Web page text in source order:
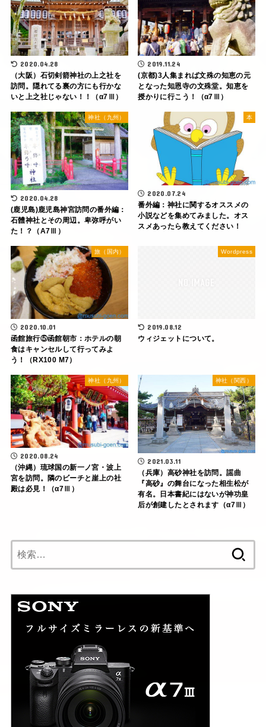
2020.04.28
（大阪）石切剣箭神社の上之社を
訪問。隠れてる裏の方にも行かな
いと上之社じゃない！！（α7Ⅲ）
2019.11.24
(京都)3人集まれば文殊の知恵の元
となった知恩寺の文殊堂。知恵を
授かりに行こう！（α7Ⅲ）
神社（九州）
2020.04.28
(鹿児島)鹿児島神宮訪問の番外編：
石體神社とその周辺。卑弥呼がい
た！？（A7Ⅲ）
本
2020.07.24
番外編：神社に関するオススメの
小説などを集めてみました。オス
スメあったら教えてください！
旅（国内）
2020.10.01
函館旅行⑤函館朝市：ホテルの朝
食はキャンセルして行ってみよ
う！（RX100 M7）
Wordpress
2019.08.12
ウィジェットについて。
神社（九州）
2020.08.24
（沖縄）琉球国の新一ノ宮・波上
宮を訪問。隣のビーチと崖上の社
殿は必見！（α7Ⅲ）
神社（関西）
2021.03.11
（兵庫）高砂神社を訪問。謡曲
『高砂』の舞台になった相生松が
有名。日本書紀にはないが神功皇
后が創建したとされます（α7Ⅲ）
索: